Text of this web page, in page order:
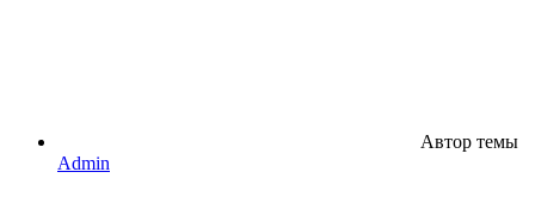
Автор темы
Admin